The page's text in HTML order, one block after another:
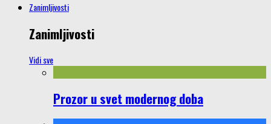
Zanimljivosti
Zanimljivosti
Vidi sve
Prozor u svet modernog doba